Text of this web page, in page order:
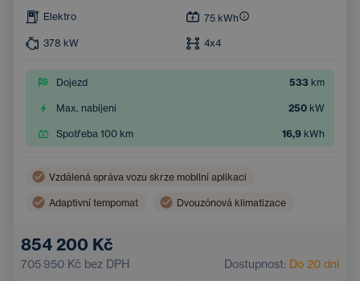
Elektro 75 kWh
378 kW 4x4
Dojezd 533 km
Max. nabíjení 250 kW
Spotřeba 100 km 16,9 kWh
Vzdálená správa vozu skrze mobilní aplikaci
Adaptivní tempomat Dvouzónová klimatizace
Asistent hlídání jízdy v pruhu
854 200 Kč
705 950 Kč bez DPH Dostupnost: Do 20 dní